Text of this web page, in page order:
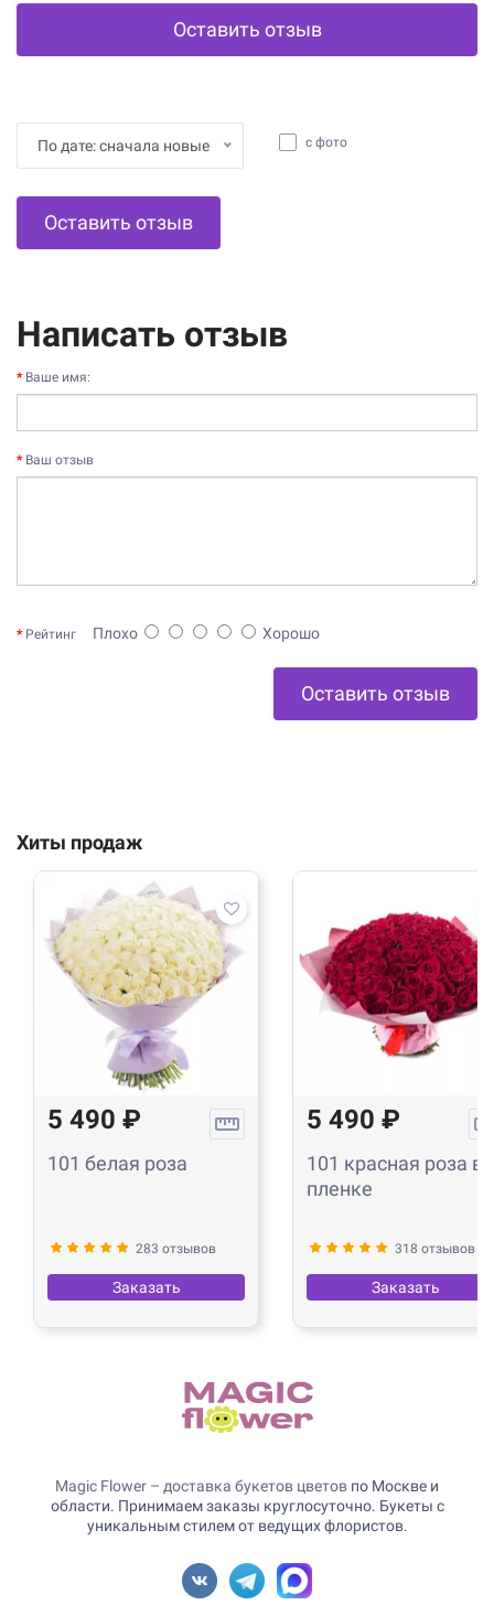
Оставить отзыв
По дате: сначала новые с фото
Оставить отзыв
Написать отзыв
Ваше имя:
Ваш отзыв
Рейтинг Плохо Хорошо
Оставить отзыв
Хиты продаж
5 490 ₽
101 белая роза
283 отзывов
Заказать
5 490 ₽
101 красная роза в
пленке
318 отзывов
Заказать
Magic Flower – доставка букетов цветов по Москве и
области. Принимаем заказы круглосуточно. Букеты с
уникальным стилем от ведущих флористов.